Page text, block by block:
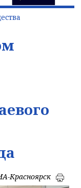
Красноярск